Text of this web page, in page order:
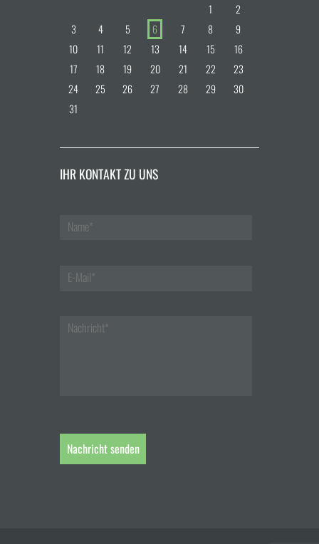
1
2
3
4 5 6 7 8
9
10
11 12 13 14 15
16
17
18 19 20 21 22
23
24
25 26 27 28 29
30
31
IHR KONTAKT ZU UNS